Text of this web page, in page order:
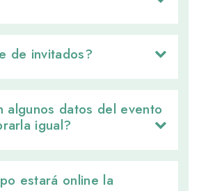
de invitados?
algunos datos del evento
igual?
estará online la